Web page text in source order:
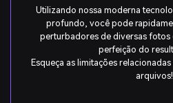
Utilizando nossa moderna
profundo, você pode
perturbadores de diversas fotos
perfeição do
Esqueça as limitações
arquivos!